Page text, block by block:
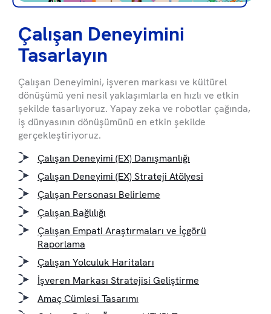
Çalışan Deneyimini
Tasarlayın
Çalışan Deneyimini, işveren markası ve kültürel
dönüşümü yeni nesil yaklaşımlarla en hızlı ve etkin
şekilde tasarlıyoruz. Yapay zeka ve robotlar çağında,
iş dünyasının dönüşümünü en etkin şekilde
gerçekleştiriyoruz.
Çalışan Deneyimi (EX) Danışmanlığı
Çalışan Deneyimi (EX) Strateji Atölyesi
Çalışan Personası Belirleme
Çalışan Bağlılığı
Çalışan Empati Araştırmaları ve İçgörü
Raporlama
Çalışan Yolculuk Haritaları
İşveren Markası Stratejisi Geliştirme
Amaç Cümlesi Tasarımı